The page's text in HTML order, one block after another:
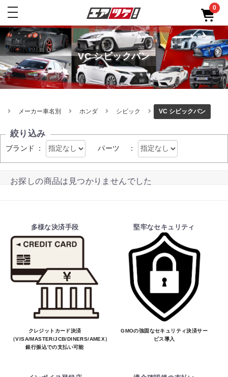
toggle
0
VC シビックバン
メーカー車名別 ホンダ シビック VC シビックバン
絞り込み
ブランド ： パーツ ：
お探しの商品は見つかりませんでした
多様な決済手段
クレジットカード決済
（VISA/MASTER/JCB/DINERS/AMEX）、
銀行振込での支払い可能
堅牢なセキュリティ
GMOの強固なセキュリティ決済サー
ビス導入